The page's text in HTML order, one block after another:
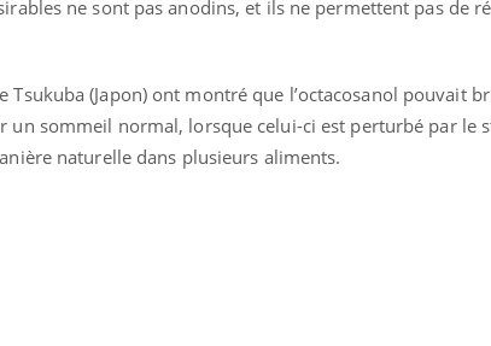
ne sont pas anodins, et ils ne permettent pas de
Tsukuba (Japon) ont montré que l’octacosanol pouvait
un sommeil normal, lorsque celui-ci est perturbé par le
naturelle dans plusieurs aliments.